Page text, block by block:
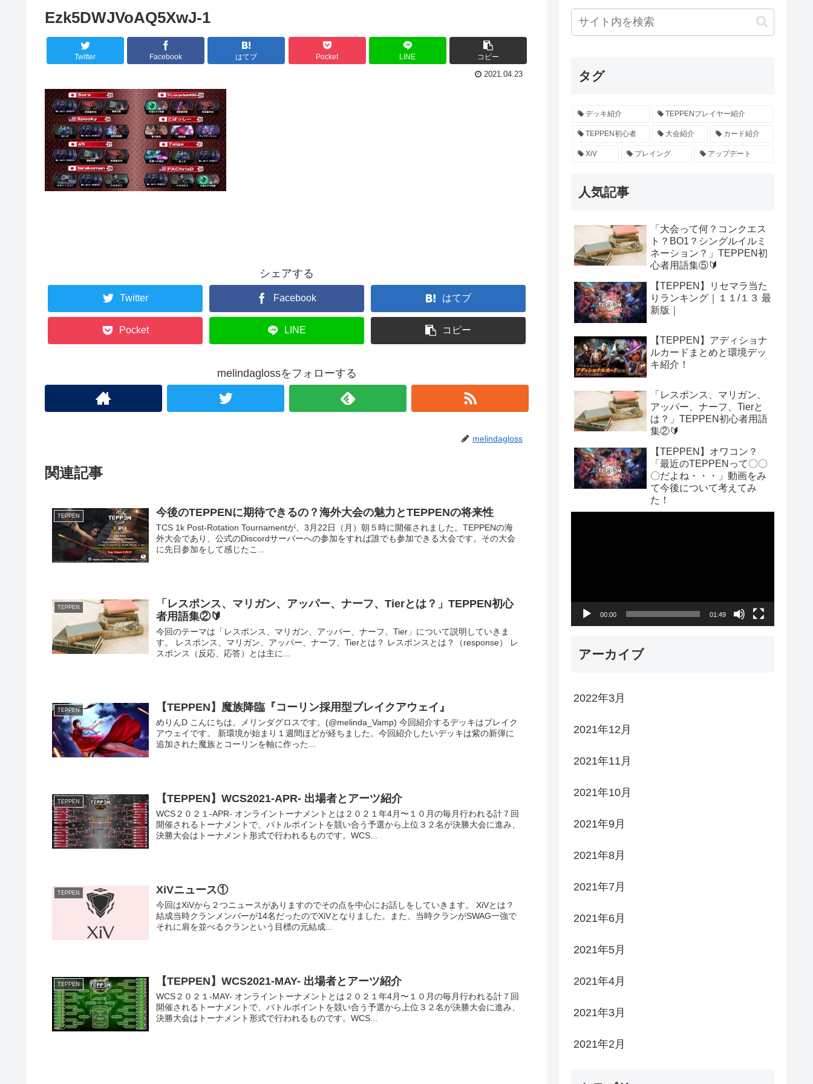
Ezk5DWJVoAQ5XwJ-1
Twitter Facebook はてブ Pocket LINE コピー
2021.04.23
シェアする
Twitter Facebook はてブ
Pocket LINE コピー
melindaglossをフォローする
melindagloss
関連記事
TEPPEN 今後のTEPPENに期待できるの？海外大会の魅力とTEPPENの将来性
TCS 1k Post-Rotation Tournamentが、3月22日（月）朝５時に開催されました。TEPPENの海
外大会であり、公式のDiscordサーバーへの参加をすれば誰でも参加できる大会です。その大会
に先日参加をして感じたこ...
TEPPEN
「レスポンス、マリガン、アッパー、ナーフ、Tierとは？」TEPPEN初心
者用語集②🔰
今回のテーマは「レスポンス、マリガン、アッパー、ナーフ、Tier」について説明していきま
す。 レスポンス、マリガン、アッパー、ナーフ、Tierとは？ レスポンスとは？（response） レ
スポンス（反応、応答）とは主に...
TEPPEN 【TEPPEN】魔族降臨『コーリン採用型ブレイクアウェイ』
めりんD こんにちは。メリンダグロスです。(@melinda_Vamp) 今回紹介するデッキはブレイク
アウェイです。 新環境が始まり１週間ほどが経ちました。今回紹介したいデッキは紫の新弾に
追加された魔族とコーリンを軸に作った...
TEPPEN 【TEPPEN】WCS2021-APR- 出場者とアーツ紹介
WCS２０２１-APR- オンライントーナメントとは２０２１年4月〜１０月の毎月行われる計７回
開催されるトーナメントで、バトルポイントを競い合う予選から上位３２名が決勝大会に進み、
決勝大会はトーナメント形式で行われるものです。WCS...
TEPPEN XiVニュース①
今回はXiVから２つニュースがありますのでその点を中心にお話しをしていきます。 XiVとは？
結成当時クランメンバーが14名だったのでXiVとなりました。また、当時クランがSWAG一強で
それに肩を並べるクランという目標の元結成...
TEPPEN 【TEPPEN】WCS2021-MAY- 出場者とアーツ紹介
WCS２０２１-MAY- オンライントーナメントとは２０２１年4月〜１０月の毎月行われる計７回
開催されるトーナメントで、バトルポイントを競い合う予選から上位３２名が決勝大会に進み、
決勝大会はトーナメント形式で行われるものです。WCS...
タグ
デッキ紹介 TEPPENプレイヤー紹介
TEPPEN初心者 大会紹介 カード紹介
XiV プレイング アップデート
人気記事
「大会って何？コンクエス
ト？BO1？シングルイルミ
ネーション？」TEPPEN初
心者用語集⑤🔰
【TEPPEN】リセマラ当た
りランキング｜１１/１３ 最
新版｜
【TEPPEN】アディショナ
ルカードまとめと環境デッ
キ紹介！
「レスポンス、マリガン、
アッパー、ナーフ、Tierと
は？」TEPPEN初心者用語
集②🔰
【TEPPEN】オワコン？
「最近のTEPPENって〇〇
〇だよね・・・」動画をみ
て今後について考えてみ
た！
00:00 01:49
アーカイブ
2022年3月
2021年12月
2021年11月
2021年10月
2021年9月
2021年8月
2021年7月
2021年6月
2021年5月
2021年4月
2021年3月
2021年2月